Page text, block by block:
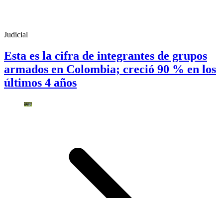
Judicial
Esta es la cifra de integrantes de grupos
armados en Colombia; creció 90 % en los
últimos 4 años